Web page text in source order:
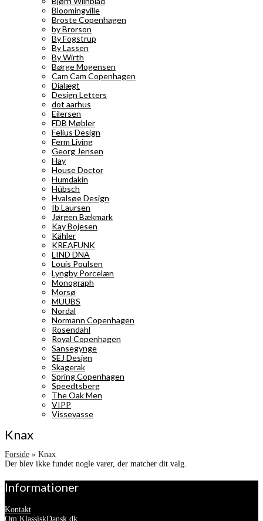
Bloomingville
Broste Copenhagen
by Brorson
By Fogstrup
By Lassen
By Wirth
Børge Mogensen
Cam Cam Copenhagen
Dialægt
Design Letters
dot aarhus
Eilersen
FDB Møbler
Felius Design
Ferm Living
Georg Jensen
Hay
House Doctor
Humdakin
Hübsch
Hvalsøe Design
Ib Laursen
Jørgen Bækmark
Kay Bojesen
Kähler
KREAFUNK
LIND DNA
Louis Poulsen
Lyngby Porcelæn
Monograph
Morsø
MUUBS
Nordal
Normann Copenhagen
Rosendahl
Royal Copenhagen
Sansegynge
SEJ Design
Skagerak
Spring Copenhagen
Speedtsberg
The Oak Men
VIPP
Vissevasse
Knax
Forside » Knax
Der blev ikke fundet nogle varer, der matcher dit valg.
Informationer
Kontakt
Om KlassiskDansk.dk